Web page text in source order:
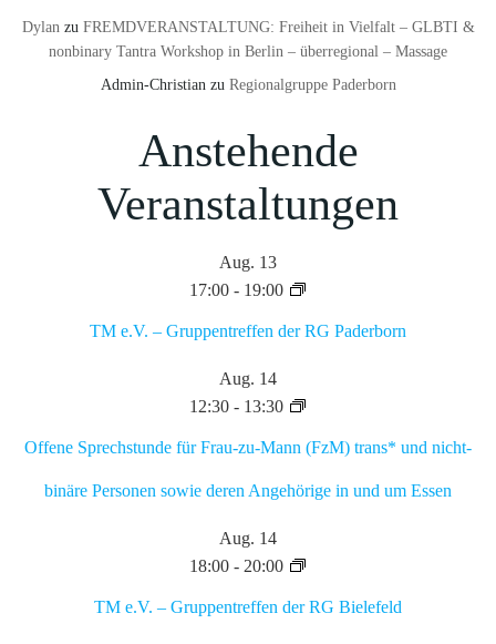
Dylanzu FREMDVERANSTALTUNG: Freiheit in Vielfalt – GLBTI &
nonbinary Tantra Workshop in Berlin – überregional – Massage
Admin-Christianzu Regionalgruppe Paderborn
Anstehende
Veranstaltungen
Aug. 13
17:00- 19:00
TM e.V. – Gruppentreffen der RG Paderborn
Aug. 14
12:30- 13:30
Offene Sprechstunde für Frau-zu-Mann (FzM) trans* und nicht-
binäre Personen sowie deren Angehörige in und um Essen
Aug. 14
18:00- 20:00
TM e.V. – Gruppentreffen der RG Bielefeld